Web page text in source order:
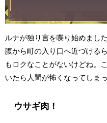
ルナが独り言を喋り始めまし
腹から町の入り口へ近づける
もロクなことがないけどね。
いたら人間が怖くなってしまっ
ウサギ肉！